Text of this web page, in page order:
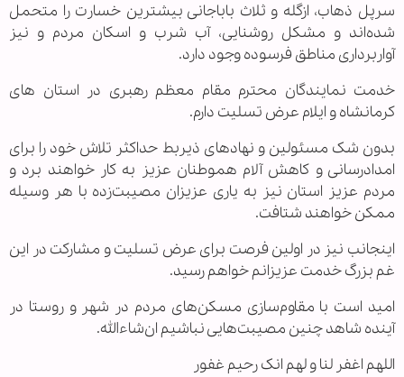
سرپل ذهاب، ازگله و ثلاث باباجانی بیشترین خسارت را متحمل
شده‌اند و مشکل روشنایی، آب شرب و اسکان مردم و نیز
آواربرداری مناطق فرسوده وجود دارد.
خدمت نمایندگان محترم مقام معظم رهبری در استان های
کرمانشاه و ایلام عرض تسلیت دارم.
بدون شک مسئولین و نهادهای ذیربط حداکثر تلاش خود را برای
امدادرسانی و کاهش آلام هموطنان عزیز به کار خواهند برد و
مردم عزیز استان نیز به یاری عزیزان مصیبت‌زده با هر وسیله
ممکن خواهند شتافت.
اینجانب نیز در اولین فرصت برای عرض تسلیت و مشارکت در این
غم بزرگ خدمت عزیزانم خواهم رسید.
امید است با مقاوم‌سازی مسکن‌های مردم در شهر و روستا در
آینده شاهد چنین مصیبت‌هایی نباشیم ان‌شاءالله.
اللهم اغفر لنا و لهم انک رحیم غفور